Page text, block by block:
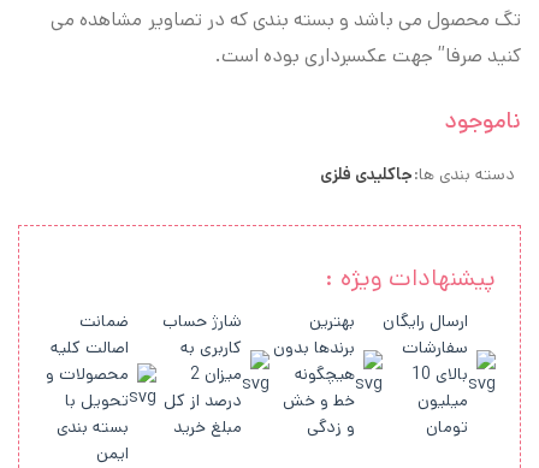
تگ محصول می باشد و بسته بندی که در تصاویر مشاهده می
کنید صرفا” جهت عکسبرداری بوده است.
ناموجود
دسته بندی ها:جاکلیدی فلزی
پیشنهادات ویژه :
ارسال رایگان
سفارشات
بالای 10
میلیون
تومان
بهترین
برندها بدون
هیچگونه
خط و خش
و زدگی
شارژ حساب
کاربری به
میزان 2
درصد از کل
مبلغ خرید
ضمانت
اصالت کلیه
محصولات و
تحویل با
بسته بندی
ایمن